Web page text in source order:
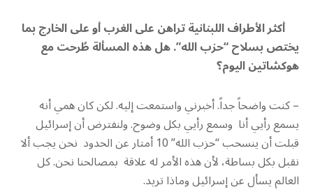
أكثر الأطراف اللبنانية تراهن على الغرب أو على الخارج بما
يختص بسلاح “حزب الله”.هل هذه المسألة طُرحت مع
هوكشاتين اليوم؟
– كنت واضحاً جداً. أخبرني واستمعت إليه. لكن كان همي أنه
يسمع رأيي أنا وسمع رأيي بكل وضوح. ولنفترض أن إسرائيل
قبلت أن ينسحب “حزب الله” 10 أمتار عن الحدود نحن يجب ألا
نقبل بكل بساطة، لأن هذه الأمر له علاقة بمصالحنا نحن. كل
العالم يسأل عن إسرائيل وماذا تريد.